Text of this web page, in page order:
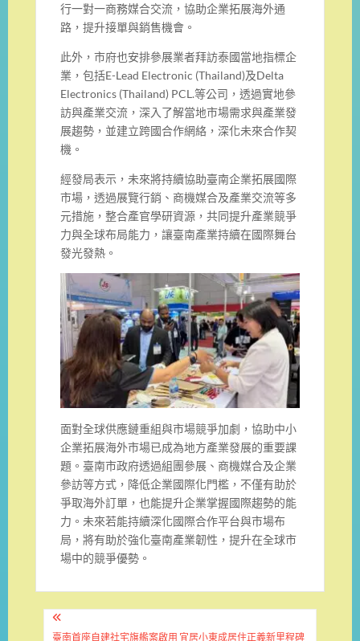
行一對一商務媒合交流，協助企業拓展海外通
路，提升接單與銷售機會。
此外，市府也安排參展業者拜訪泰國當地指標企
業，包括E-Lead Electronic (Thailand)及Delta
Electronics (Thailand) PCL.等公司，透過實地參
訪與產業交流，深入了解當地市場需求與產業發
展趨勢，並建立跨國合作網絡，深化未來合作契
機。
經發局表示，未來將持續協助臺南企業拓展國際
市場，透過展覽行銷、商機媒合及產業交流等多
元措施，整合產官學研資源，共同提升產業競爭
力與全球布局能力，讓臺南產業持續在國際舞台
發光發熱。
面對全球供應鏈重組與市場競爭加劇，協助中小
企業拓展海外市場已成為地方產業發展的重要課
題。臺南市政府透過組團參展、商機媒合及企業
參訪等方式，降低企業國際化門檻，不僅有助於
爭取海外訂單，也能提升企業掌握國際趨勢的能
力。未來若能持續深化國際合作平台與市場布
局，將有助於強化臺南產業韌性，提升在全球市
場中的競爭優勢。
文臺南首座自建社宅旗艦案啟用 宜居小東成居住正義新里程碑